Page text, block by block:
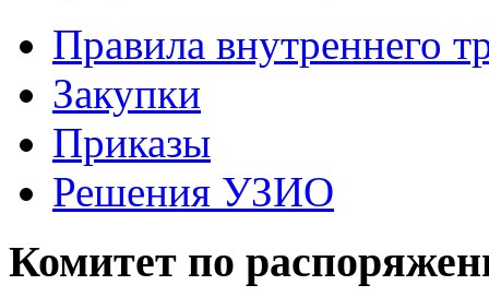
Правила внутреннего
Закупки
Приказы
Решения УЗИО
Комитет по